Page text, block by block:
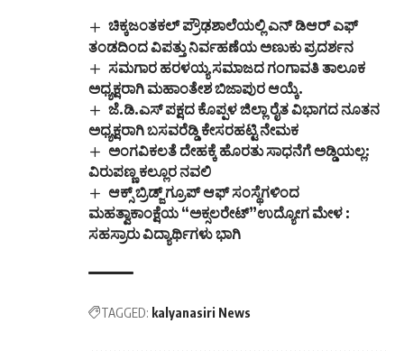
ಚಿಕ್ಕಜಂತಕಲ್ ಪ್ರೌಢಶಾಲೆಯಲ್ಲಿ ಎನ್‌ ಡಿಆರ್‌ ಎಫ್‌
ತಂಡದಿಂದ ವಿಪತ್ತು ನಿರ್ವಹಣೆಯ ಅಣುಕು ಪ್ರದರ್ಶನ
ಸಮಗಾರ ಹರಳಯ್ಯ ಸಮಾಜದ ಗಂಗಾವತಿ ತಾಲೂಕ
ಅಧ್ಯಕ್ಷರಾಗಿ ಮಹಾಂತೇಶ ಬಿಜಾಪುರ ಆಯ್ಕೆ.
ಜೆ.ಡಿ.ಎಸ್ ಪಕ್ಷದ ಕೊಪ್ಪಳ ಜಿಲ್ಲಾ ರೈತ ವಿಭಾಗದ ನೂತನ
ಅಧ್ಯಕ್ಷರಾಗಿ ಬಸವರೆಡ್ಡಿ ಕೇಸರಹಟ್ಟಿ ನೇಮಕ
ಅಂಗವಿಕಲತೆ ದೇಹಕ್ಕೆ ಹೊರತು ಸಾಧನೆಗೆ ಅಡ್ಡಿಯಲ್ಲ:
ವಿರುಪಣ್ಣ ಕಲ್ಲೂರ ನವಲಿ
ಆಕ್ಸ್ ಬ್ರಿಡ್ಜ್ ಗ್ರೂಪ್ ಆಫ್ ಸಂಸ್ಥೆಗಳಿಂದ
ಮಹತ್ವಾಕಾಂಕ್ಷೆಯ “ಅಕ್ಸಲರೇಟ್”ಉದ್ಯೋಗ ಮೇಳ :
ಸಹಸ್ರಾರು ವಿದ್ಯಾರ್ಥಿಗಳು ಭಾಗಿ
TAGGED: kalyanasiri News